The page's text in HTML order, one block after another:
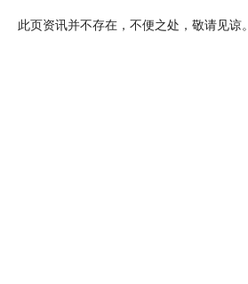
此页资讯并不存在，不便之处，敬请见谅。